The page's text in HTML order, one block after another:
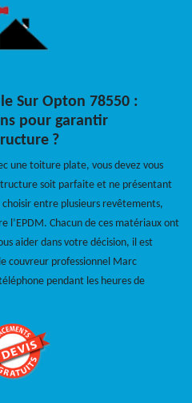
Sur Opton 78550 :
pour garantir
?
une toiture plate, vous devez vous
soit parfaite et ne présentant
entre plusieurs revêtements,
l’EPDM. Chacun de ces matériaux ont
aider dans votre décision, il est
couvreur professionnel Marc
pendant les heures de